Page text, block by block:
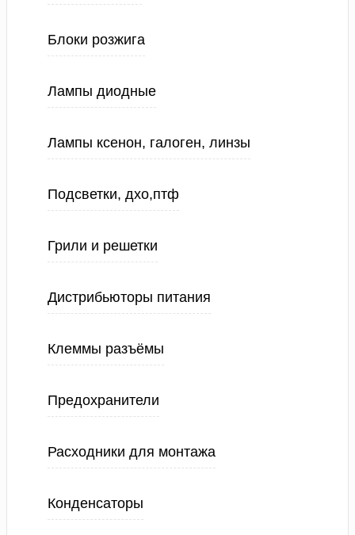
Блоки розжига
Лампы диодные
Лампы ксенон, галоген, линзы
Подсветки, дхо,птф
Грили и решетки
Дистрибьюторы питания
Клеммы разъёмы
Предохранители
Расходники для монтажа
Конденсаторы